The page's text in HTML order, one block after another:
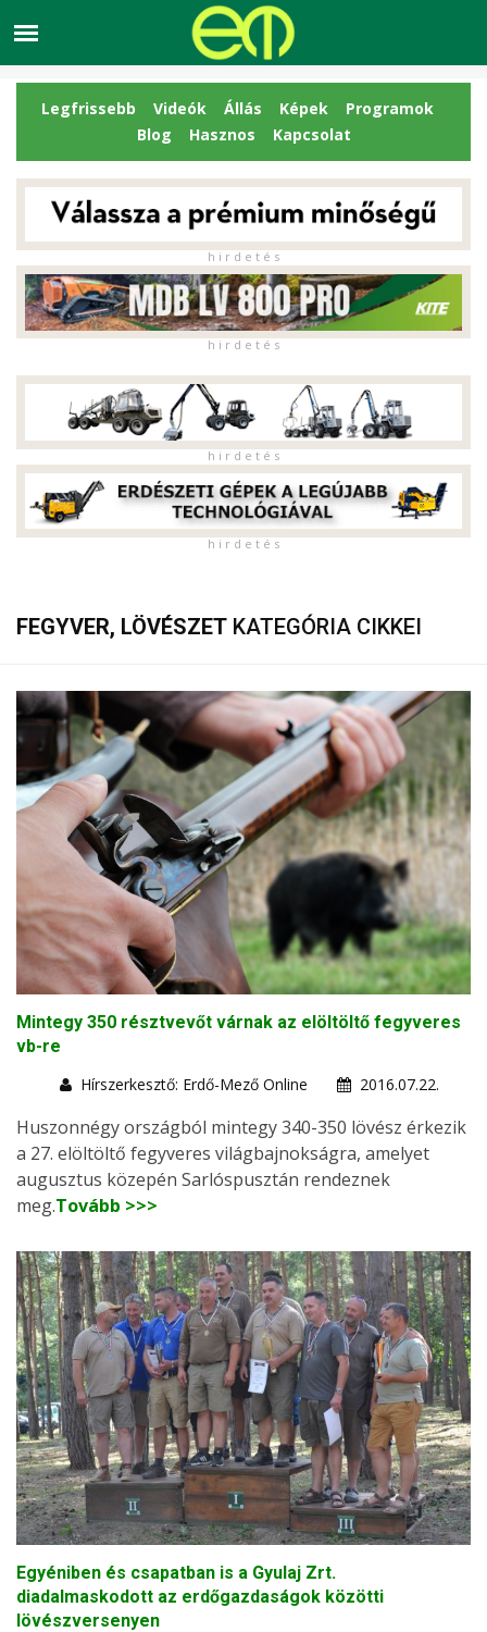
Legfrissebb Videók Állás Képek
Programok
Blog
Hasznos Kapcsolat
h i r d e t é s
h i r d e t é s
h i r d e t é s
h i r d e t é s
FEGYVER, LÖVÉSZET KATEGÓRIA CIKKEI
Mintegy 350 résztvevőt várnak az elöltöltő fegyveres
vb-re
Hírszerkesztő: Erdő-Mező Online
2016.07.22.
Huszonnégy országból mintegy 340-350 lövész érkezik
a 27. elöltöltő fegyveres világbajnokságra, amelyet
augusztus közepén Sarlóspusztán rendeznek
meg.Tovább >>>
Egyéniben és csapatban is a Gyulaj Zrt.
diadalmaskodott az erdőgazdaságok közötti
lövészversenyen